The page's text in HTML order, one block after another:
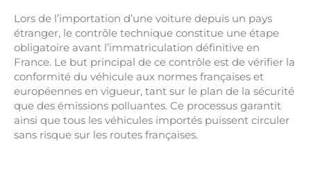
Lors de l’importation d’une voiture depuis un pays
étranger, le contrôle technique constitue une étape
obligatoire avant l’immatriculation définitive en
France. Le but principal de ce contrôle est de vérifier la
conformité du véhicule aux normes françaises et
européennes en vigueur, tant sur le plan de la sécurité
que des émissions polluantes. Ce processus garantit
ainsi que tous les véhicules importés puissent circuler
sans risque sur les routes françaises.